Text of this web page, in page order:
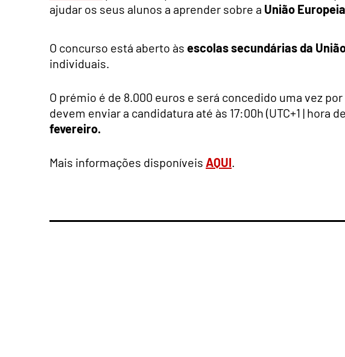
ajudar os seus alunos a aprender sobre a União Europeia
O concurso está aberto às escolas secundárias da
individuais.
O prémio é de 8.000 euros e será concedido uma vez
devem enviar a candidatura até às 17:00h (UTC+1 | hora
fevereiro.
Mais informações disponíveis AQUI.